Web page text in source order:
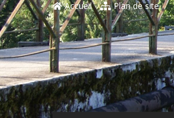
Accueil Plan de site